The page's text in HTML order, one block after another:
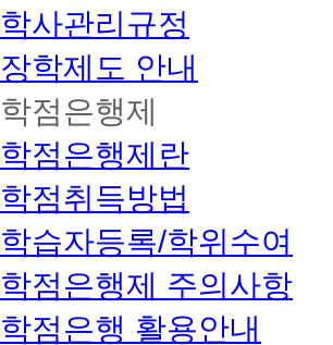
학사관리규정
장학제도 안내
학점은행제
학점은행제란
학점취득방법
학습자등록/학위수여
학점은행제 주의사항
학점은행 활용안내